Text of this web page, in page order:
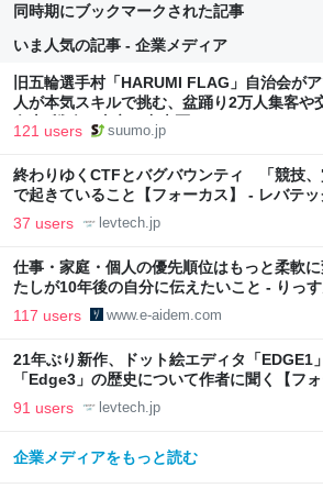
同時期にブックマークされた記事
いま人気の記事 - 企業メディア
旧五輪選手村「HARUMI FLAG」自治会が
人が本気スキルで挑む、盆踊り2万人集客や
向上”戦略 東京・中央区
121 users suumo.jp
終わりゆくCTFとバグバウンティ 「競技、
で起きていること【フォーカス】 - レバテ
37 users levtech.jp
仕事・家庭・個人の優先順位はもっと柔軟
たしが10年後の自分に伝えたいこと - りっ
117 users www.e-aidem.com
21年ぶり新作、ドット絵エディタ「EDGE1
「Edge3」の歴史について作者に聞く【フ
LAB
91 users levtech.jp
企業メディアをもっと読む